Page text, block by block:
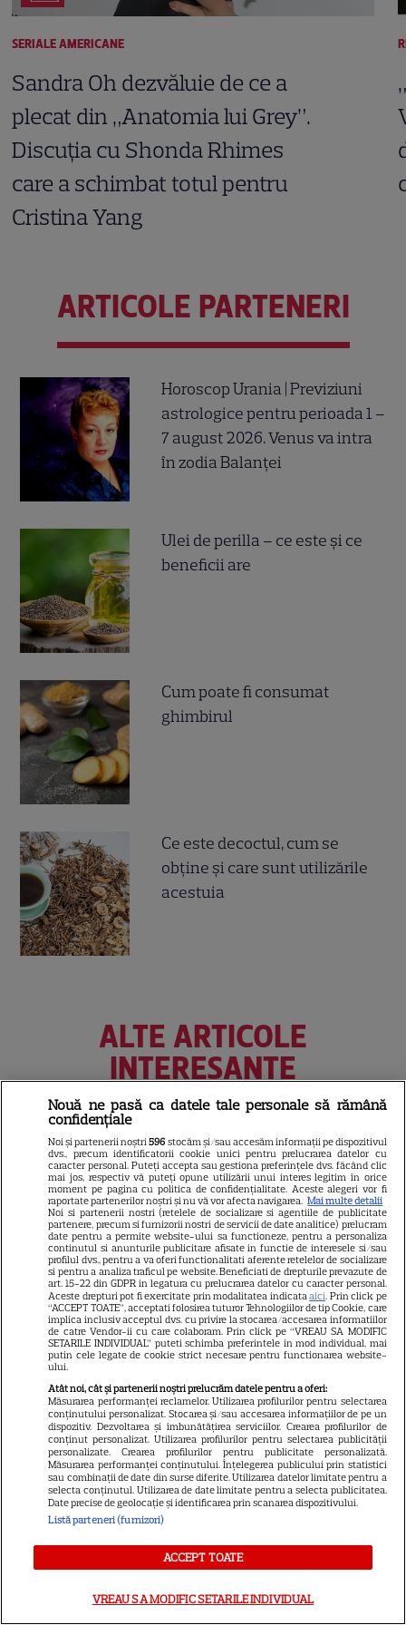
SERIALE AMERICANE
Sandra Oh dezvăluie de ce a
plecat din „Anatomia lui Grey”.
Discuția cu Shonda Rhimes
care a schimbat totul pentru
Cristina Yang
ARTICOLE PARTENERI
Horoscop Urania | Previziuni
astrologice pentru perioada 1 –
7 august 2026. Venus va intra
în zodia Balanței
Ulei de perilla – ce este și ce
beneficii are
Cum poate fi consumat
ghimbirul
Ce este decoctul, cum se
obţine şi care sunt utilizările
acestuia
ALTE ARTICOLE
INTERESANTE
11
VEDETE STRĂINE
„Povestea peștelui posac”,
aventura animată inspirată
dintr-un bestseller The New
York Times, ajunge în
cinematografe pe 7 august
16
NETFLIX
Noutăți Netflix în august 2026:
Robert De Niro, „Nosferatu” și
noile sezoane din „Outer
Banks” și „Un veac de
singurătate”
VEDETE STRĂINE
Sean Astin din „Stăpânul
Inelelor” a fost nevoit să își
vândă casa din cauza
salariului mic: Câți bani a
primit de fapt
Nouă ne pasă ca datele tale personale să rămână
confidențiale
Noi și partenerii noștri596 stocăm și/sau accesăm informații pe dispozitivul
dvs., precum identificatorii cookie unici pentru prelucrarea datelor cu
caracter personal. Puteți accepta sau gestiona preferințele dvs. făcând clic
mai jos, respectiv vă puteți opune utilizării unui interes legitim în orice
moment pe pagina cu politica de confidențialitate. Aceste alegeri vor fi
raportate partenerilor noștri și nu vă vor afecta navigarea. Mai multe detalii
Noi si partenerii nostri (retelele de socializare si agentiile de publicitate
partenere, precum si furnizorii nostri de servicii de date analitice) prelucram
date pentru a permite website-ului sa functioneze, pentru a personaliza
continutul si anunturile publicitare afisate in functie de interesele si/sau
profilul dvs., pentru a va oferi functionalitati aferente retelelor de socializare
si pentru a analiza traficul pe website. Beneficiati de drepturile prevazute de
art. 15-22 din GDPR in legatura cu prelucrarea datelor cu caracter personal.
Aceste drepturi pot fi exercitate prin modalitatea indicataaici. Prin click pe
“ACCEPT TOATE”, acceptati folosirea tuturor Tehnologiilor de tip Cookie, care
implica inclusiv acceptul dvs. cu privire la stocarea/accesarea informatiilor
de catre Vendor-ii cu care colaboram. Prin click pe “VREAU SA MODIFIC
SETARILE INDIVIDUAL” puteti schimba preferintele in mod individual, mai
putin cele legate de cookie strict necesare pentru functionarea website-
ului.
Atât noi, cât și partenerii noștri prelucrăm datele pentru a oferi:
Măsurarea performanței reclamelor. Utilizarea profilurilor pentru selectarea
conținutului personalizat. Stocarea și/sau accesarea informațiilor de pe un
dispozitiv. Dezvoltarea și îmbunătățirea serviciilor. Crearea profilurilor de
conținut personalizat. Utilizarea profilurilor pentru selectarea publicității
personalizate. Crearea profilurilor pentru publicitate personalizată.
Măsurarea performanței conținutului. Înțelegerea publicului prin statistici
sau combinații de date din surse diferite. Utilizarea datelor limitate pentru a
selecta conținutul. Utilizarea de date limitate pentru a selecta publicitatea.
Date precise de geolocație și identificarea prin scanarea dispozitivului.
Listă parteneri (furnizori)
ACCEPT TOATE
VREAU SA MODIFIC SETARILE INDIVIDUAL